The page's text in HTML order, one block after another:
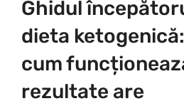
Ghidul
dieta
cum
rezultate are